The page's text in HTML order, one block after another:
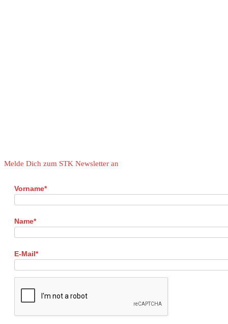
Melde Dich zum STK Newsletter an
Vorname*
Name*
E-Mail*